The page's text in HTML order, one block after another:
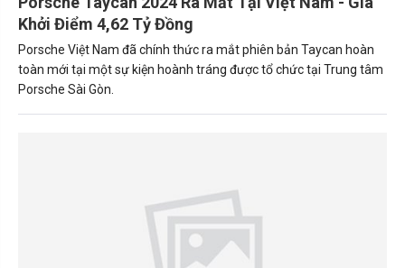
Khởi Điểm 4,62 Tỷ Đồng
Porsche Việt Nam đã chính thức ra mắt phiên bản Taycan hoàn
toàn mới tại một sự kiện hoành tráng được tổ chức tại Trung tâm
Porsche Sài Gòn.